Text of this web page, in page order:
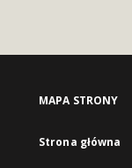
MAPA STRONY
Strona główna